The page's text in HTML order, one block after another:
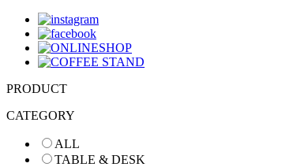
PRODUCT
CATEGORY
ALL
TABLE & DESK